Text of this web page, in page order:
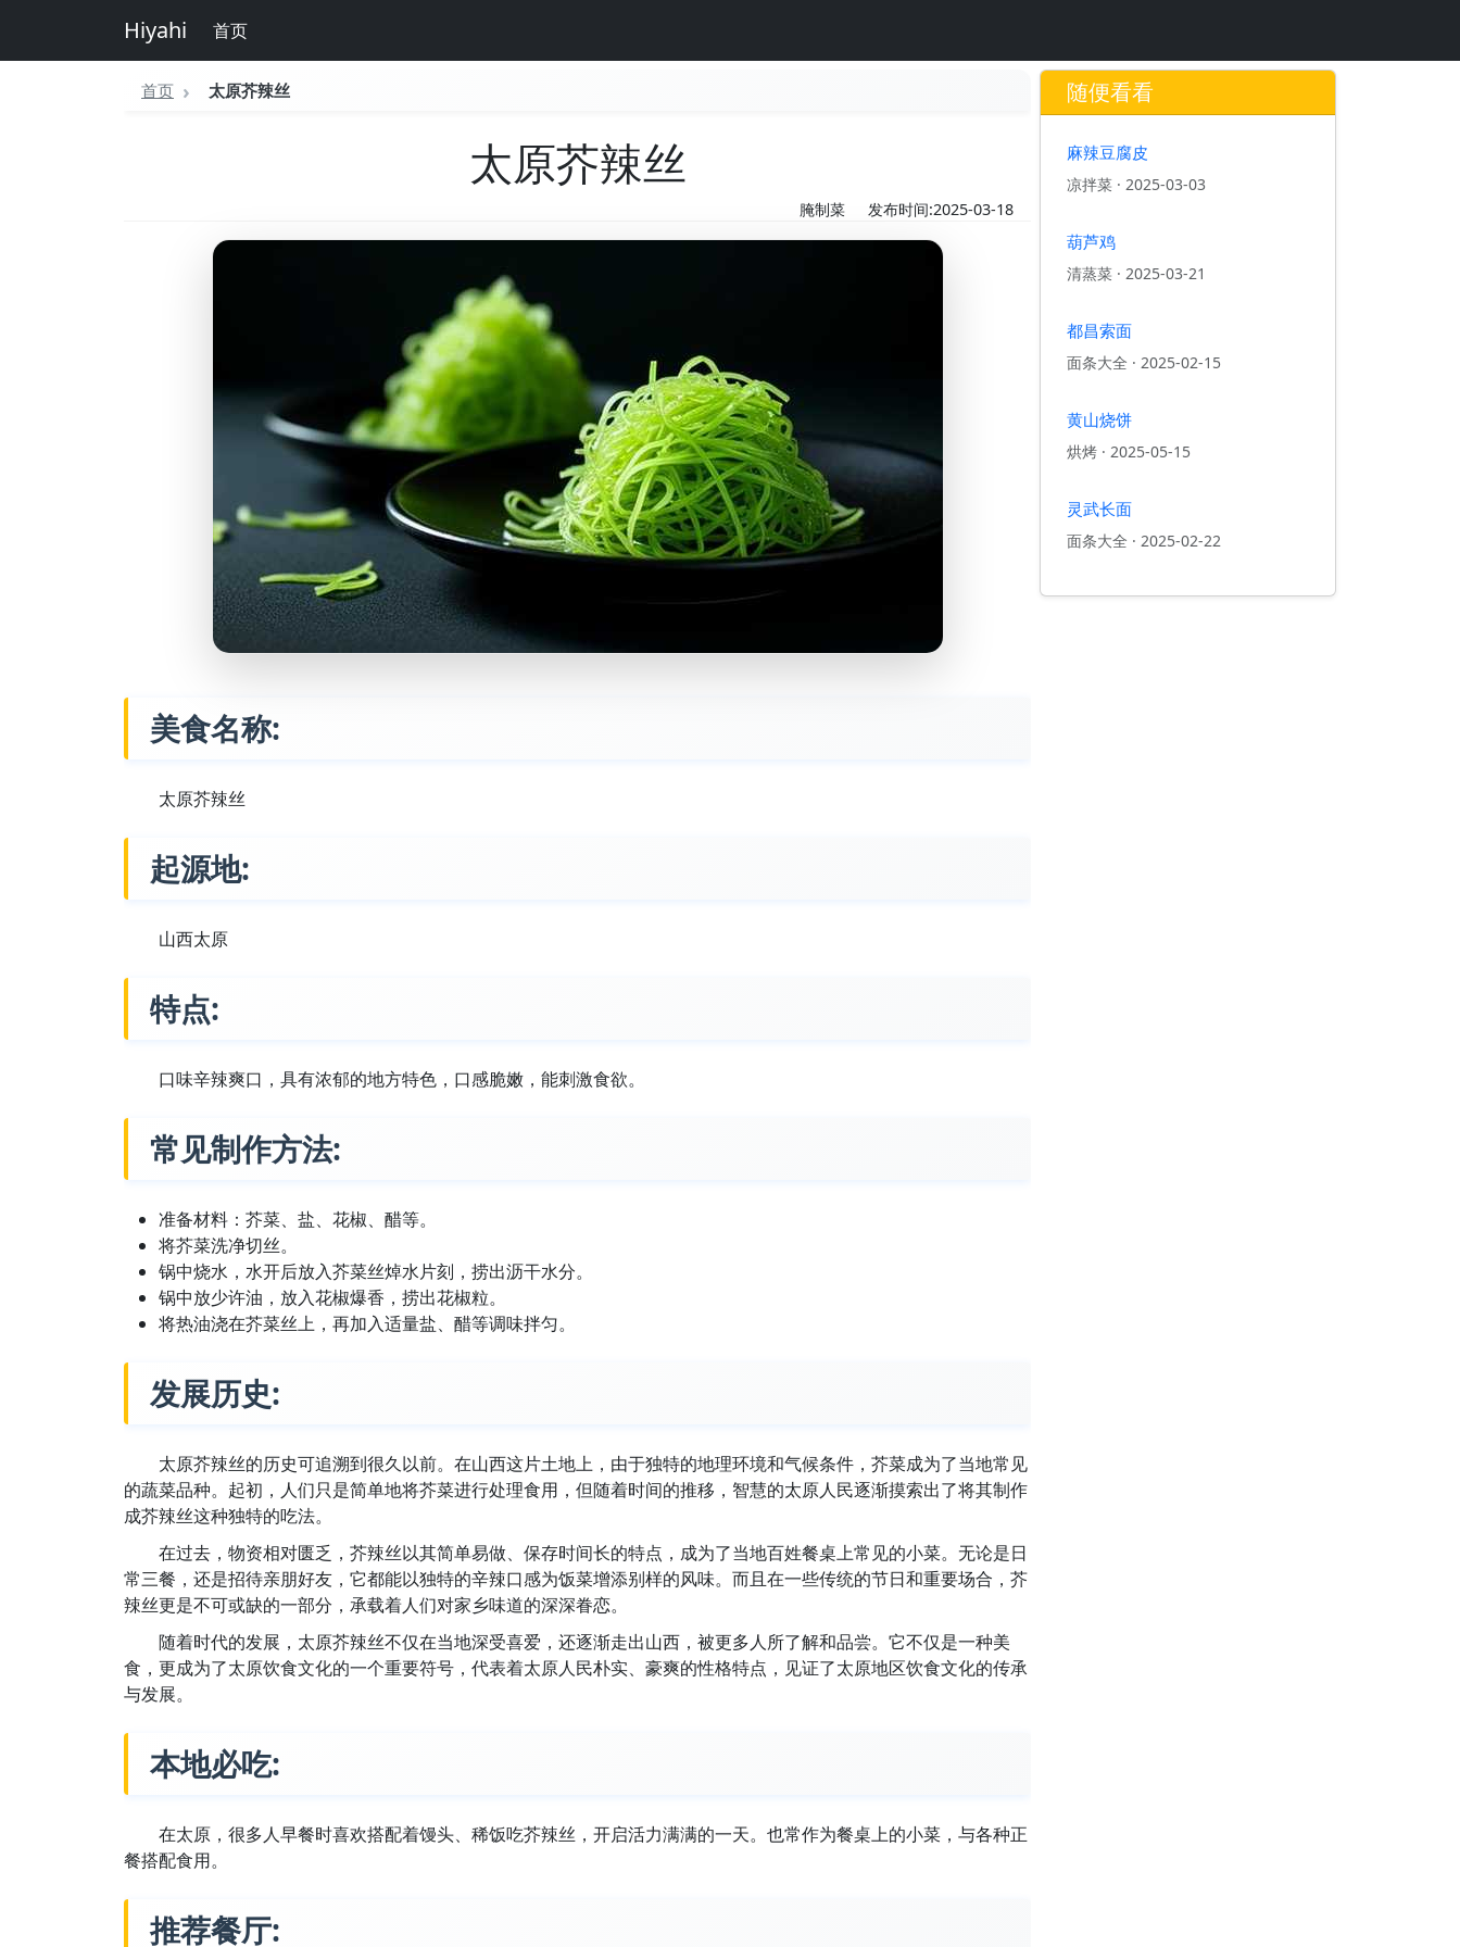
Hiyahi 首页
首页 太原芥辣丝
太原芥辣丝
腌制菜 发布时间:2025-03-18
美食名称:
太原芥辣丝
起源地:
山西太原
特点:
口味辛辣爽口，具有浓郁的地方特色，口感脆嫩，能刺激食欲。
常见制作方法:
准备材料：芥菜、盐、花椒、醋等。
将芥菜洗净切丝。
锅中烧水，水开后放入芥菜丝焯水片刻，捞出沥干水分。
锅中放少许油，放入花椒爆香，捞出花椒粒。
将热油浇在芥菜丝上，再加入适量盐、醋等调味拌匀。
发展历史:
太原芥辣丝的历史可追溯到很久以前。在山西这片土地上，由于独特的地理环境和气候条件，芥菜成为了当地常见
的蔬菜品种。起初，人们只是简单地将芥菜进行处理食用，但随着时间的推移，智慧的太原人民逐渐摸索出了将其制作
成芥辣丝这种独特的吃法。
在过去，物资相对匮乏，芥辣丝以其简单易做、保存时间长的特点，成为了当地百姓餐桌上常见的小菜。无论是日
常三餐，还是招待亲朋好友，它都能以独特的辛辣口感为饭菜增添别样的风味。而且在一些传统的节日和重要场合，芥
辣丝更是不可或缺的一部分，承载着人们对家乡味道的深深眷恋。
随着时代的发展，太原芥辣丝不仅在当地深受喜爱，还逐渐走出山西，被更多人所了解和品尝。它不仅是一种美
食，更成为了太原饮食文化的一个重要符号，代表着太原人民朴实、豪爽的性格特点，见证了太原地区饮食文化的传承
与发展。
本地必吃:
在太原，很多人早餐时喜欢搭配着馒头、稀饭吃芥辣丝，开启活力满满的一天。也常作为餐桌上的小菜，与各种正
餐搭配食用。
推荐餐厅:
随便看看
麻辣豆腐皮
凉拌菜 · 2025-03-03
葫芦鸡
清蒸菜 · 2025-03-21
都昌索面
面条大全 · 2025-02-15
黄山烧饼
烘烤 · 2025-05-15
灵武长面
面条大全 · 2025-02-22